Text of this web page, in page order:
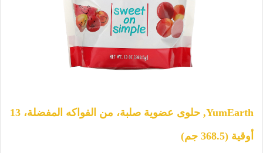
YumEarth, حلوى عضوية صلبة، من الفواكه المفضلة، 13
أوقية (368.5 جم)